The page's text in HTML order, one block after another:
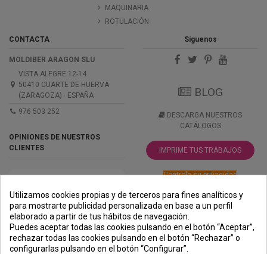
MAQUINARIA
ROTULACIÓN
CONTACTA
MOLDIBER ARAGON SLU
VISTA ALEGRE 12-14
50410 CUARTE DE HUERVA
(ZARAGOZA) · ESPAÑA
976 503 252
OPINIONES DE NUESTROS
CLIENTES
Síguenos
BLOG
DESCARGA NUESTROS
CATÁLOGOS
IMPRIME TUS TRABAJOS
Controle su privacidad
PREMIOS
METODOS
DE PAGO
ENVÍO
COMERCIO
SEGURO
Utilizamos cookies propias y de terceros para fines analíticos y
para mostrarte publicidad personalizada en base a un perfil
elaborado a partir de tus hábitos de navegación.
Puedes aceptar todas las cookies pulsando en el botón “Aceptar”,
rechazar todas las cookies pulsando en el botón “Rechazar” o
configurarlas pulsando en el botón “Configurar”.